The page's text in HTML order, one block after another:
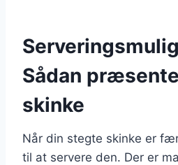
Sådan
skinke
Når din stegte skinke er
til at servere den. Der er